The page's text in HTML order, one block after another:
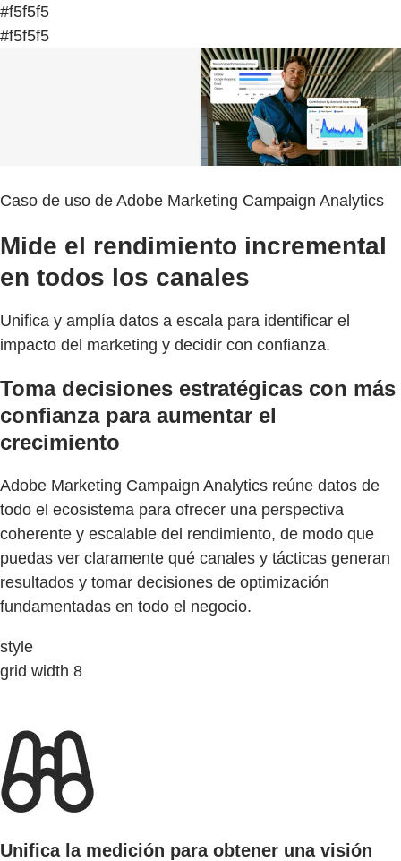
#f5f5f5
#f5f5f5
Caso de uso de Adobe Marketing Campaign Analytics
Mide el rendimiento incremental
en todos los canales
Unifica y amplía datos a escala para identificar el
impacto del marketing y decidir con confianza.
Toma decisiones estratégicas con más
confianza para aumentar el
crecimiento
Adobe Marketing Campaign Analytics reúne datos de
todo el ecosistema para ofrecer una perspectiva
coherente y escalable del rendimiento, de modo que
puedas ver claramente qué canales y tácticas generan
resultados y tomar decisiones de optimización
fundamentadas en todo el negocio.
style
grid width 8
Unifica la medición para obtener una visión